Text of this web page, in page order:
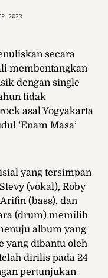
2023
secara
membentangkan
dengan single
tidak
asal Yogyakarta
‘Enam Masa’
yang tersimpan
(vokal), Roby
(bass), dan
(drum) memilih
album yang
yang dibantu oleh
dirilis pada 24
pertunjukan